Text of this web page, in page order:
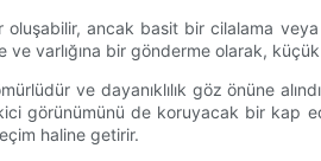
oluşabilir, ancak basit bir cilalama
ve varlığına bir gönderme olarak,
ve dayanıklılık göz önüne
görünümünü de koruyacak bir kap
haline getirir.